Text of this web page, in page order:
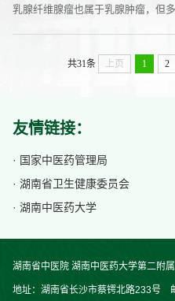
乳腺纤维腺瘤也属于乳腺肿瘤，但
较少时，则称为腺纤维瘤；肿瘤组
共31条 上页 1 2
友情链接：
· 国家中医药管理局
· 湖南省卫生健康委员会
· 湖南中医药大学
湖南省中医院 湖南中医药大学第二附
地址：湖南省长沙市蔡锷北路233号